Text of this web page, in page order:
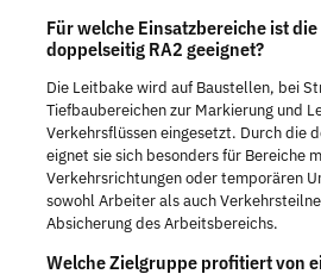
Für welche Einsatzbereiche ist
doppelseitig RA2 geeignet?
Die Leitbake wird auf Baustellen, bei
Tiefbaubereichen zur Markierung und
Verkehrsflüssen eingesetzt. Durch die
eignet sie sich besonders für Bereiche
Verkehrsrichtungen oder temporären
sowohl Arbeiter als auch
Absicherung des Arbeitsbereichs.
Welche Zielgruppe profitiert von